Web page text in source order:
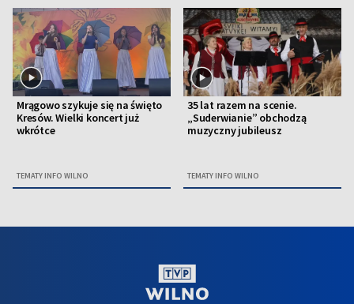
Mrągowo szykuje się na święto
Kresów. Wielki koncert już
wkrótce
TEMATY INFO WILNO
35 lat razem na scenie.
„Suderwianie” obchodzą
muzyczny jubileusz
TEMATY INFO WILNO